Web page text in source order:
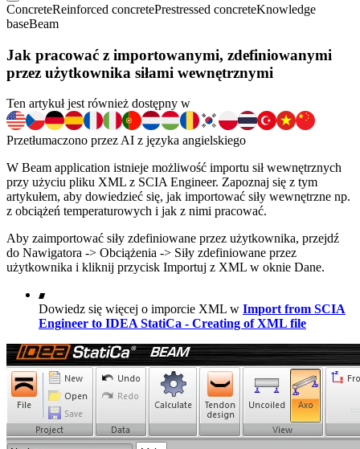
ConcreteReinforced concretePrestressed concreteKnowledge
baseBeam
Jak pracować z importowanymi, zdefiniowanymi
przez użytkownika siłami wewnętrznymi
Ten artykuł jest również dostępny w
Przetłumaczono przez AI z języka angielskiego
W Beam application istnieje możliwość importu sił wewnętrznych
przy użyciu pliku XML z SCIA Engineer. Zapoznaj się z tym
artykułem, aby dowiedzieć się, jak importować siły wewnętrzne np.
z obciążeń temperaturowych i jak z nimi pracować.
Aby zaimportować siły zdefiniowane przez użytkownika, przejdź
do Nawigatora -> Obciążenia -> Siły zdefiniowane przez
użytkownika i kliknij przycisk Importuj z XML w oknie Dane.
Dowiedz się więcej o imporcie XML w Import from SCIA
Engineer to IDEA StatiCa - Creating of XML file